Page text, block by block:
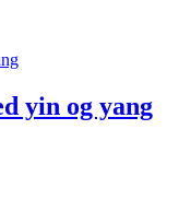
yin og yang